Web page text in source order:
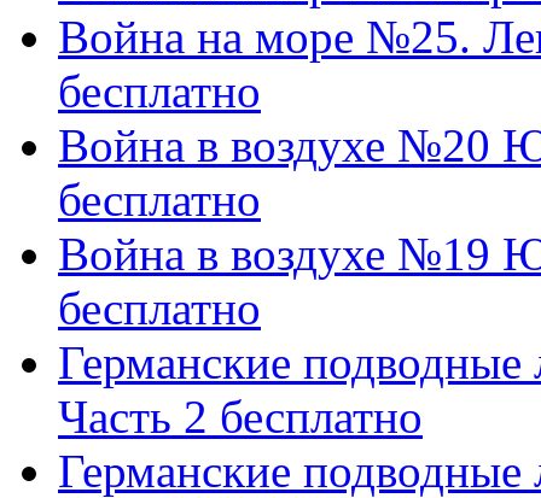
Война на море №25.
бесплатно
Война в воздухе №20
бесплатно
Война в воздухе №19
бесплатно
Германские
Часть 2 бесплатно
Германские